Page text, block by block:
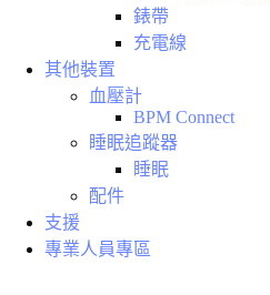
錶帶
充電線
其他裝置
血壓計
BPM Connect
睡眠追蹤器
睡眠
配件
支援
專業人員專區